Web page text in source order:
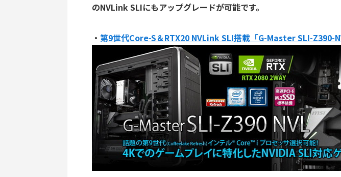
のNVLink SLIにもアップグレードが可能です。
・ 第9世代Core-S＆RTX20 NVLink SLI搭載「G-Master SLI-Z390-